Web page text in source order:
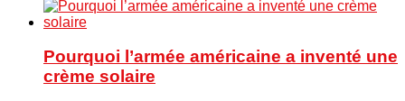
Pourquoi l’armée américaine a inventé une
crème solaire